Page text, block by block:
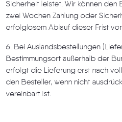
Sicherheit leistet. Wir können den
zwei Wochen Zahlung oder
erfolglosem Ablauf dieser Frist
6. Bei Auslandsbestellungen
Bestimmungsort außerhalb der
erfolgt die Lieferung erst nach
den Besteller, wenn nicht
vereinbart ist.